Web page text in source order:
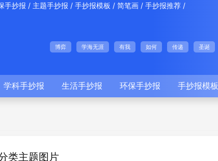
手抄报 / 主题手抄报 / 手抄报模板 / 简笔画 / 手抄报推荐 /
博弈 学海无涯 有我 如何 传递 圣诞
学科手抄报 生活手抄报 环保手抄报 手抄报模板
类主题图片